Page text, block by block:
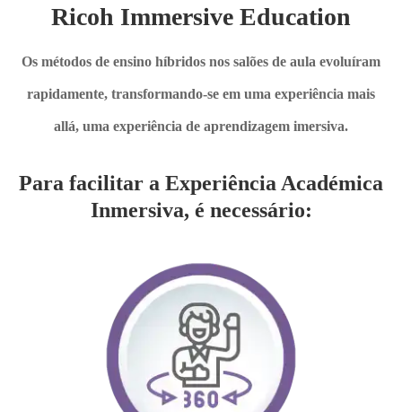
Ricoh Immersive Education
Os métodos de ensino híbridos nos salões de aula evoluíram
rapidamente, transformando-se em uma experiência mais
allá, uma experiência de aprendizagem imersiva.
Para facilitar a Experiência Académica
Inmersiva, é necessário: